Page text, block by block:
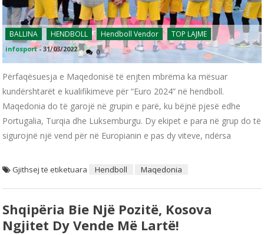
BALLINA HENDBOLL Hendboll Vendor TOP LAJME
infosport -31/03/2022 0
Përfaqësuesja e Maqedonisë të enjten mbrëma ka mësuar
kundërshtarët e kualifikimeve për “Euro 2024” në hendboll.
Maqedonia do të garojë në grupin e parë, ku bëjnë pjesë edhe
Portugalia, Turqia dhe Luksemburgu. Dy ekipet e para në grup do të
sigurojnë një vend për në Europianin e pas dy viteve, ndërsa
Gjithsej të etiketuara Hendboll Maqedonia
Shqipëria Bie Një Pozitë, Kosova
Ngjitet Dy Vende Më Lartë!